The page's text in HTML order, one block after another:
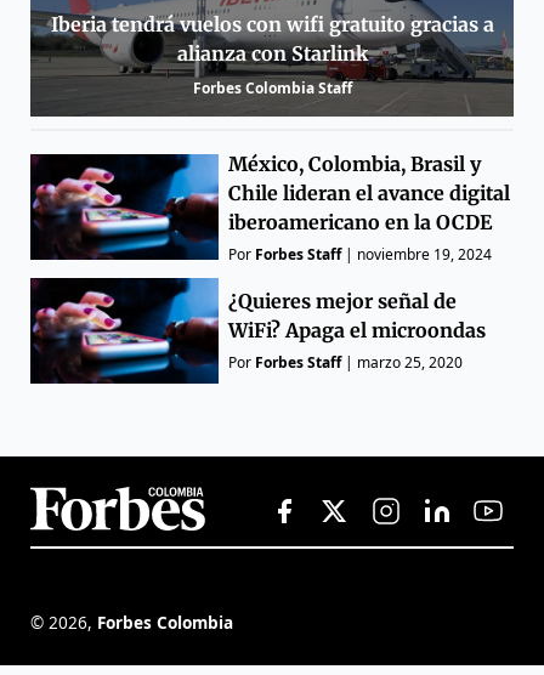
Iberia tendrá vuelos con wifi gratuito gracias a
alianza con Starlink
Forbes Colombia Staff
México, Colombia, Brasil y
Chile lideran el avance digital
iberoamericano en la OCDE
Por Forbes Staff| noviembre 19, 2024
¿Quieres mejor señal de
WiFi? Apaga el microondas
Por Forbes Staff| marzo 25, 2020
© 2026, Forbes Colombia